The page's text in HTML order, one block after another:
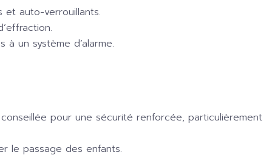
auto-verrouillants.
un système d’alarme.
pour une sécurité renforcée, particulièrement
le passage des enfants.